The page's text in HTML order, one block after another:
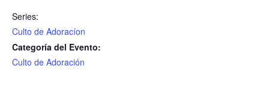
Series:
Culto de Adoracíon
Categoría del Evento:
Culto de Adoración